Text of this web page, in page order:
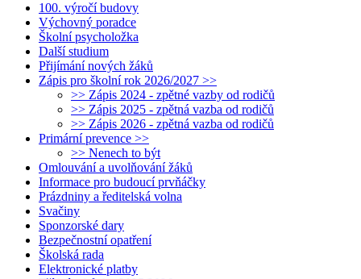
100. výročí budovy
Výchovný poradce
Školní psycholožka
Další studium
Přijímání nových žáků
Zápis pro školní rok 2026/2027 >>
>> Zápis 2024 - zpětné vazby od rodičů
>> Zápis 2025 - zpětná vazba od rodičů
>> Zápis 2026 - zpětná vazba od rodičů
Primární prevence >>
>> Nenech to být
Omlouvání a uvolňování žáků
Informace pro budoucí prvňáčky
Prázdniny a ředitelská volna
Svačiny
Sponzorské dary
Bezpečnostní opatření
Školská rada
Elektronické platby